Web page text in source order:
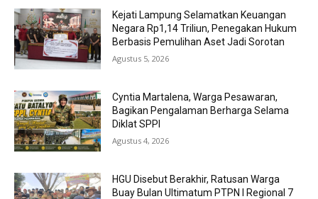
Kejati Lampung Selamatkan Keuangan
Negara Rp1,14 Triliun, Penegakan Hukum
Berbasis Pemulihan Aset Jadi Sorotan
Agustus 5, 2026
Cyntia Martalena, Warga Pesawaran,
Bagikan Pengalaman Berharga Selama
Diklat SPPI
Agustus 4, 2026
HGU Disebut Berakhir, Ratusan Warga
Buay Bulan Ultimatum PTPN I Regional 7